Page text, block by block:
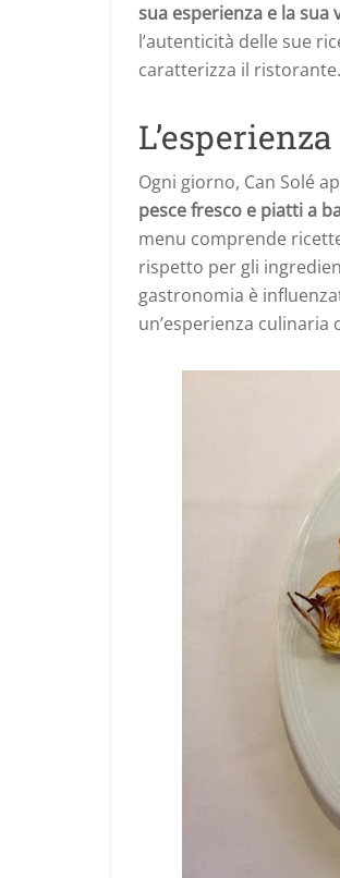
sua esperienza e la sua
l’autenticità delle sue
caratterizza il ristorante.
Ogni giorno, Can Solé
pesce fresco e piatti a
menu comprende
rispetto per gli
gastronomia è
un’esperienza